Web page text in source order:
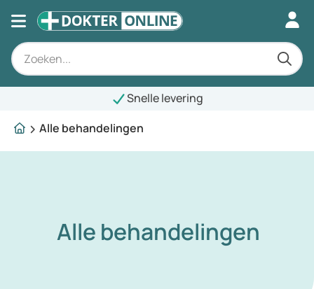
Snelle levering
Alle behandelingen
Alle behandelingen